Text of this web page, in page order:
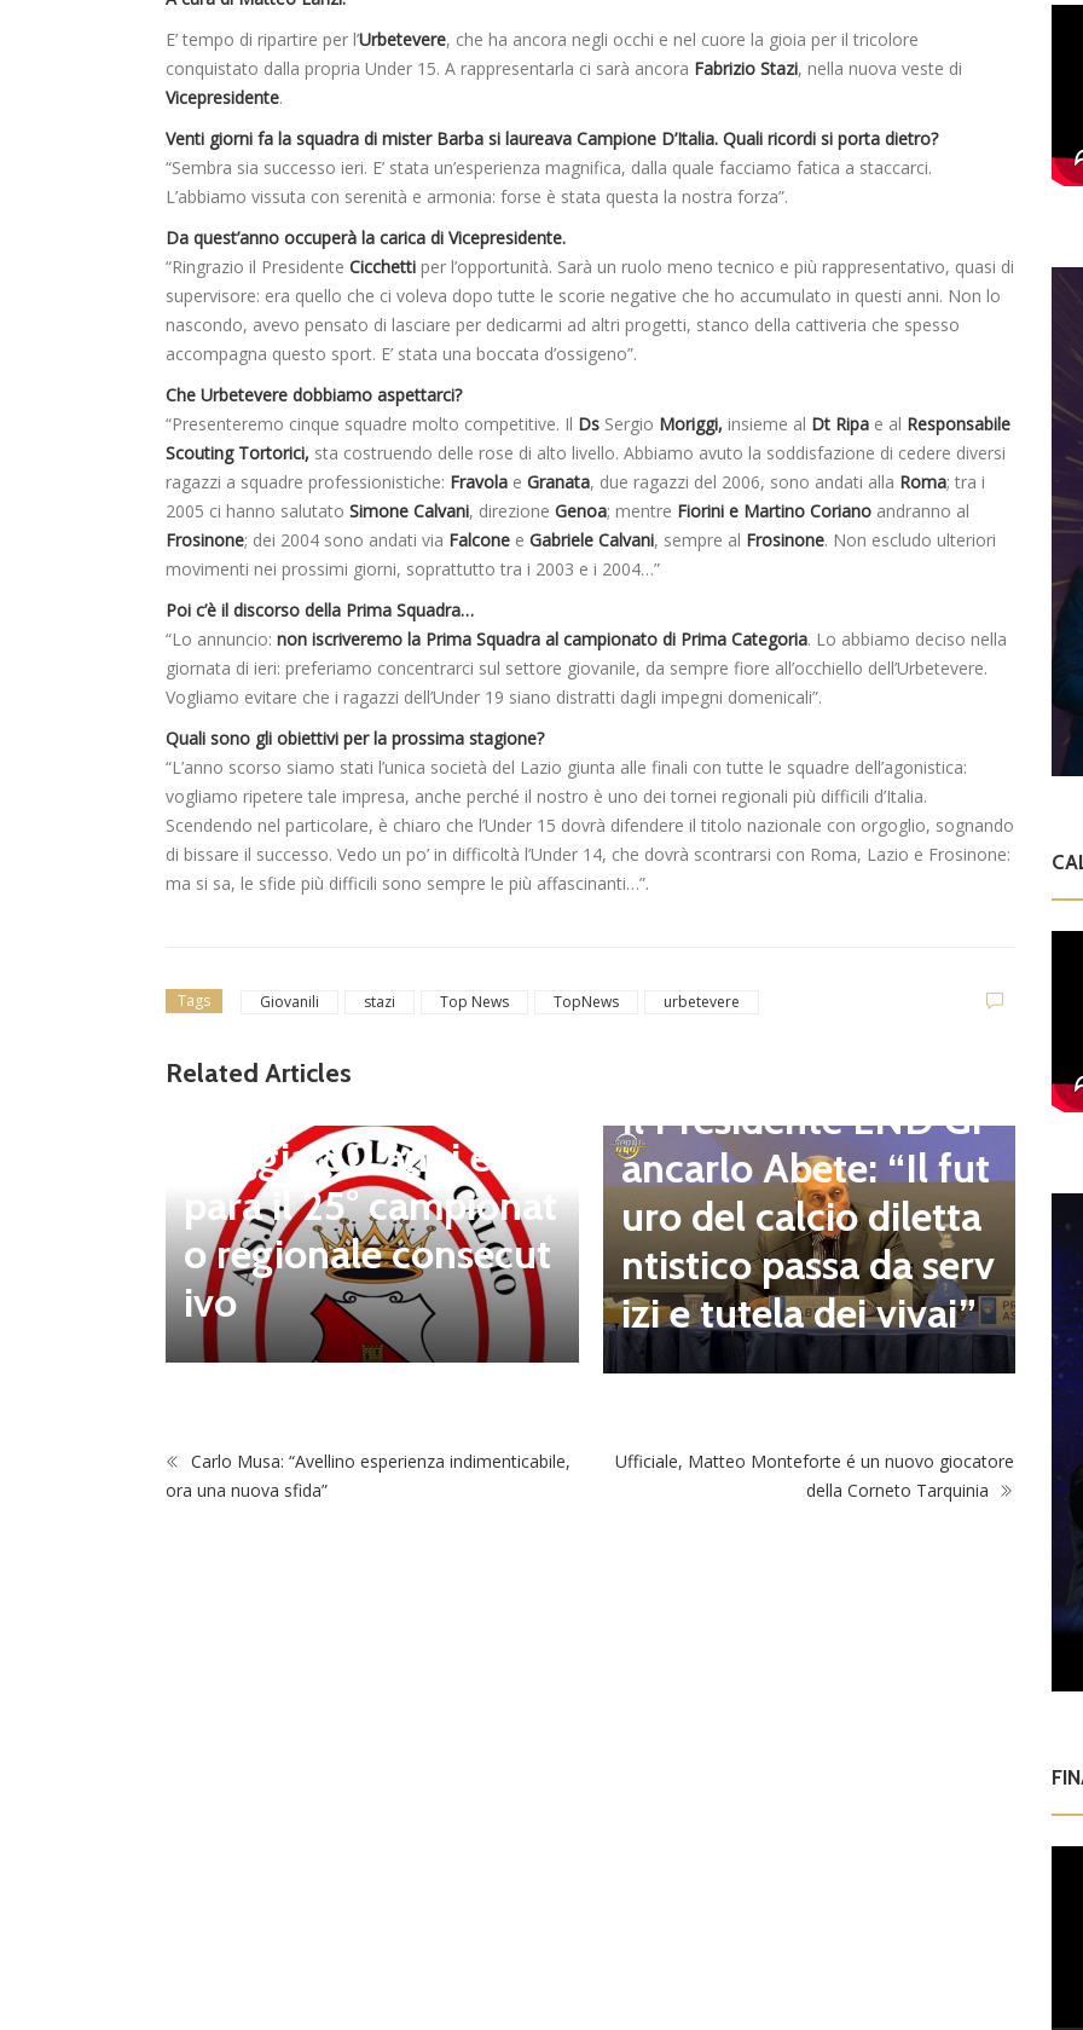
E’ tempo di ripartire per l’Urbetevere, che ha ancora negli occhi e nel cuore la gioia per il tricolore
conquistato dalla propria Under 15. A rappresentarla ci sarà ancora Fabrizio Stazi, nella nuova veste di
Vicepresidente.
Venti giorni fa la squadra di mister Barba si laureava Campione D’Italia. Quali ricordi si porta dietro?
“Sembra sia successo ieri. E’ stata un’esperienza magnifica, dalla quale facciamo fatica a staccarci.
L’abbiamo vissuta con serenità e armonia: forse è stata questa la nostra forza”.
Da quest’anno occuperà la carica di Vicepresidente.
“Ringrazio il Presidente Cicchetti per l’opportunità. Sarà un ruolo meno tecnico e più rappresentativo, quasi di
supervisore: era quello che ci voleva dopo tutte le scorie negative che ho accumulato in questi anni. Non lo
nascondo, avevo pensato di lasciare per dedicarmi ad altri progetti, stanco della cattiveria che spesso
accompagna questo sport. E’ stata una boccata d’ossigeno”.
Che Urbetevere dobbiamo aspettarci?
“Presenteremo cinque squadre molto competitive. Il Ds Sergio Moriggi, insieme al Dt Ripa e al Responsabile
Scouting Tortorici, sta costruendo delle rose di alto livello. Abbiamo avuto la soddisfazione di cedere diversi
ragazzi a squadre professionistiche: Fravola e Granata, due ragazzi del 2006, sono andati alla Roma; tra i
2005 ci hanno salutato Simone Calvani, direzione Genoa; mentre Fiorini e Martino Coriano andranno al
Frosinone; dei 2004 sono andati via Falcone e Gabriele Calvani, sempre al Frosinone. Non escludo ulteriori
movimenti nei prossimi giorni, soprattutto tra i 2003 e i 2004…”
Poi c’è il discorso della Prima Squadra…
“Lo annuncio: non iscriveremo la Prima Squadra al campionato di Prima Categoria. Lo abbiamo deciso nella
giornata di ieri: preferiamo concentrarci sul settore giovanile, da sempre fiore all’occhiello dell’Urbetevere.
Vogliamo evitare che i ragazzi dell’Under 19 siano distratti dagli impegni domenicali”.
Quali sono gli obiettivi per la prossima stagione?
“L’anno scorso siamo stati l’unica società del Lazio giunta alle finali con tutte le squadre dell’agonistica:
vogliamo ripetere tale impresa, anche perché il nostro è uno dei tornei regionali più difficili d’Italia.
Scendendo nel particolare, è chiaro che l’Under 15 dovrà difendere il titolo nazionale con orgoglio, sognando
di bissare il successo. Vedo un po’ in difficoltà l’Under 14, che dovrà scontrarsi con Roma, Lazio e Frosinone:
ma si sa, le sfide più difficili sono sempre le più affascinanti…”.
Tags Giovanili stazi Top News TopNews urbetevere
Related Articles
news in primo piano
Tolfa, una stagione d
steggia 80 anni e pre
para il 25° campionat
o regionale consecut
ivo
Il Presidente LND Gi
ancarlo Abete: “Il fut
uro del calcio diletta
ntistico passa da serv
izi e tutela dei vivai”
Carlo Musa: “Avellino esperienza indimenticabile,
ora una nuova sfida”
Ufficiale, Matteo Monteforte é un nuovo giocatore
della Corneto Tarquinia